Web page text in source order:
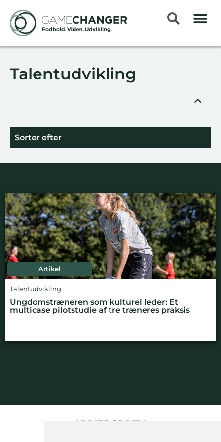
Talentudvikling
Sorter efter
Artikel
Talentudvikling
Ungdomstræneren som kulturel leder: Et
multicase pilotstudie af tre træneres praksis
NYHEDSBREV